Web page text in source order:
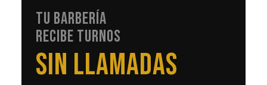
TU BARBERÍA
RECIBE TURNOS
EN AUTOMÁTICO